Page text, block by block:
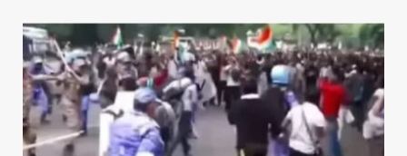
at
s
A
p
p
c
e
b
o
o
k
e
dI
n
ai
l
ar
e